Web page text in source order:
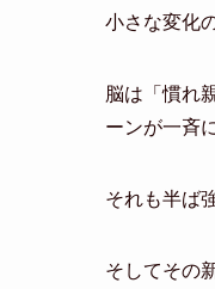
小さな変化
脳は「慣れ
ーンが一斉
それも半ば
そしてその